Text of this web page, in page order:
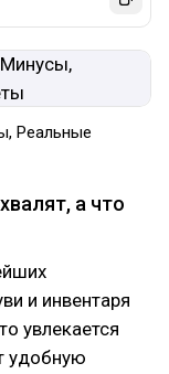
Реальные
а что
и инвентаря
увлекается
удобную